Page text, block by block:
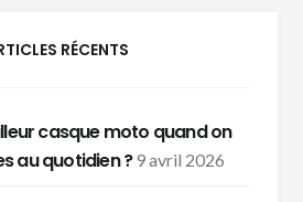
RÉCENTS
casque moto quand on
au quotidien ? 9 avril 2026